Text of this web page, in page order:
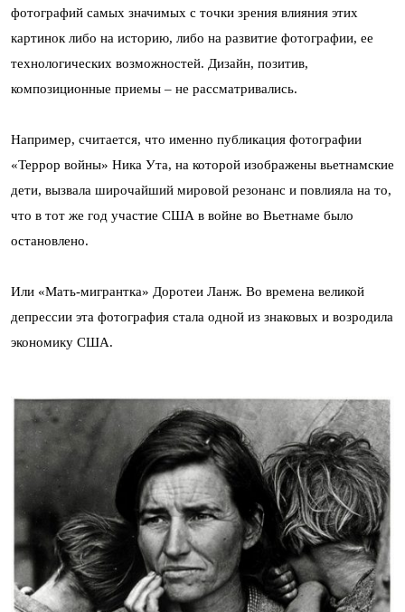
фотографий самых значимых с точки зрения влияния этих
картинок либо на историю, либо на развитие фотографии, ее
технологических возможностей. Дизайн, позитив,
композиционные приемы – не рассматривались.
Например, считается, что именно публикация фотографии
«Террор войны» Ника Ута, на которой изображены вьетнамские
дети, вызвала широчайший мировой резонанс и повлияла на то,
что в тот же год участие США в войне во Вьетнаме было
остановлено.
Или «Мать-мигрантка» Доротеи Ланж. Во времена великой
депрессии эта фотография стала одной из знаковых и возродила
экономику США.